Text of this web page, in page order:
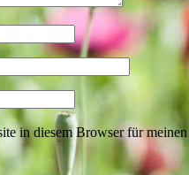
in diesem Browser für meinen